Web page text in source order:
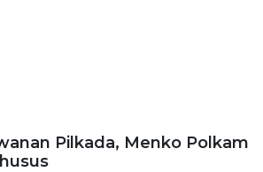
Pilkada, Menko Polkam